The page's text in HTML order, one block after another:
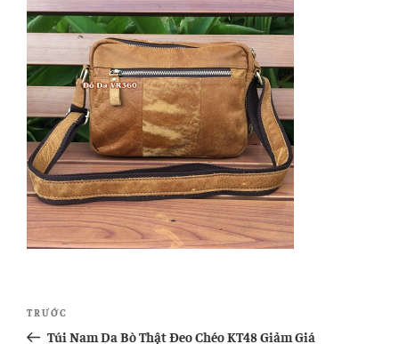
Điều
hướng
Bài
cũ
TRƯỚC
Túi Nam Da Bò Thật Đeo Chéo KT48 Giảm Giá